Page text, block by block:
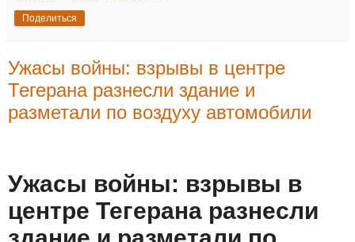
Поделиться
Ужасы войны: взрывы в центре
Тегерана разнесли здание и
разметали по воздуху автомобили
Ужасы войны: взрывы в
центре Тегерана разнесли